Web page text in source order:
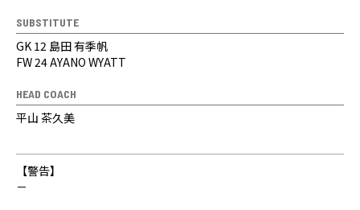
SUBSTITUTE
GK 12 島田 有季帆
FW 24 AYANO WYATT
HEAD COACH
平山 茶久美
【警告】
－